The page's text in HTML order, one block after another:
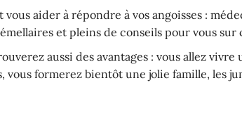
aider à répondre à vos angoisses :
et pleins de conseils pour vous sur
aussi des avantages : vous allez
vous formerez bientôt une jolie famille, les